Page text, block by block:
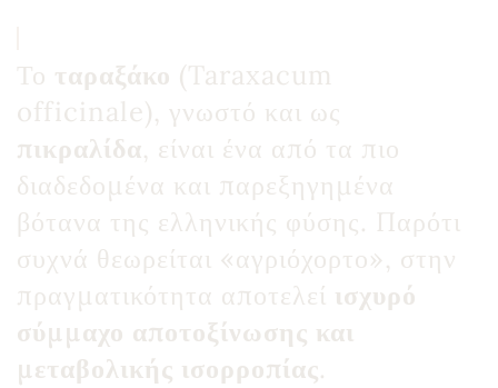
Το ταραξάκο (Taraxacum
officinale), γνωστό και ως
πικραλίδα, είναι ένα από τα πιο
διαδεδομένα και παρεξηγημένα
βότανα της ελληνικής φύσης. Παρότι
συχνά θεωρείται «αγριόχορτο», στην
πραγματικότητα αποτελεί ισχυρό
σύμμαχο αποτοξίνωσης και
μεταβολικής ισορροπίας.